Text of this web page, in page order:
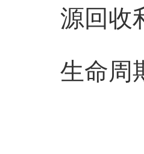
源回收
生命周